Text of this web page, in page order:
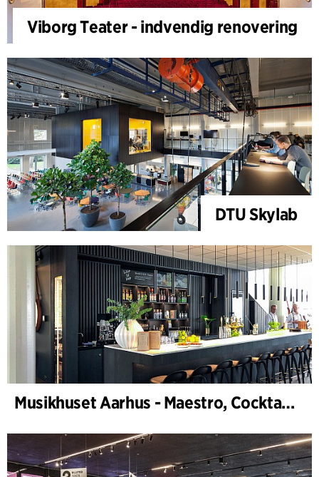
Viborg Teater - indvendig renovering
DTU Skylab
Musikhuset Aarhus - Maestro, Cocktailbar